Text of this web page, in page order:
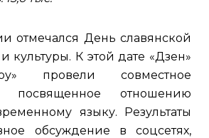
отмечался День славянской
культуры. К этой дате «Дзен»
провели совместное
посвященное отношению
языку. Результаты
обсуждение в соцсетях,